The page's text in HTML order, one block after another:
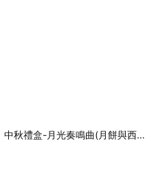
【星巴克】中秋禮盒-月光奏鳴曲(月餅與西式糕點)